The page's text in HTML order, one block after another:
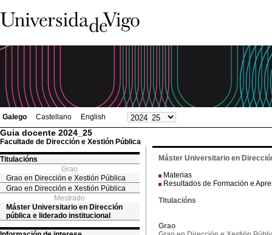
Galego Castellano English
Guia docente 2024_25
Facultade de Dirección e Xestión Pública
Titulacións
Grao
Grao en Dirección e Xestión Pública
Grao en Dirección e Xestión Pública
Mestrado
Máster Universitario en Dirección
pública e liderado institucional
Máster Universitario en
Materias
Resultados de Formación e
Titulacións
Grao